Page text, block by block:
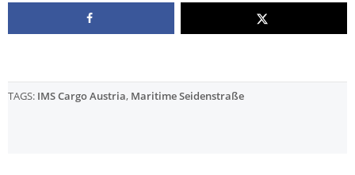
TAGS: IMS Cargo Austria, Maritime Seidenstraße